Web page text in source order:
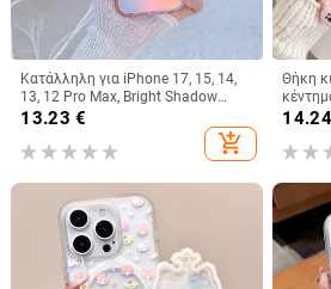
Κατάλληλη για iPhone 17, 15, 14,
13, 12 Pro Max, Bright Shadow
Chameleon, θήκη τηλεφώνου 16E,
πλήρης κάλυψη, αντιπτώσεις
13.23 €
add_shopping_cart
Θήκη
με
14.24